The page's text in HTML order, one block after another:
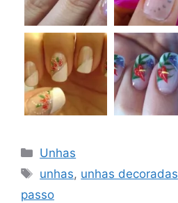
Categorias
Unhas
Tags
unhas, unhas decoradas
passo